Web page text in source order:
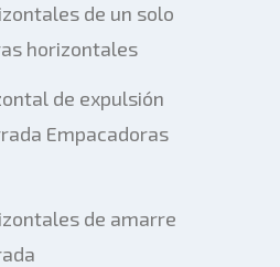
de un solo
horizontales
de expulsión
Empacadoras
de amarre